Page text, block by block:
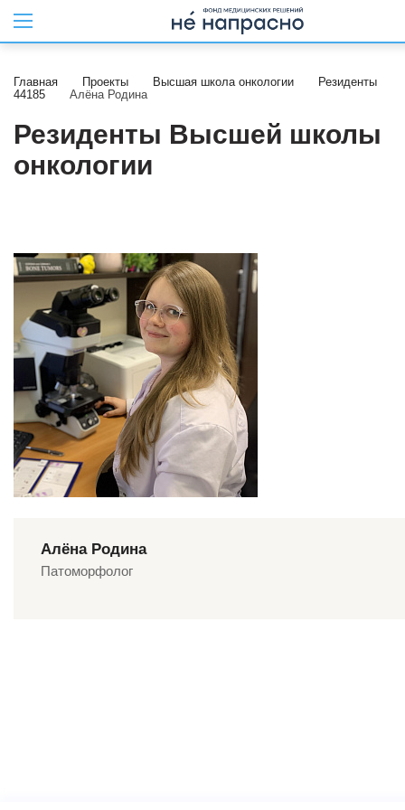
Главная Проекты Высшая школа онкологии
Резиденты
44185
Алёна Родина
Резиденты Высшей школы
онкологии
Алёна Родина
Патоморфолог